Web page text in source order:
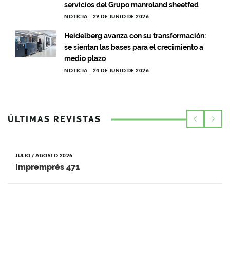
servicios del Grupo manroland sheetfed
NOTICIA 29 DE JUNIO DE 2026
Heidelberg avanza con su transformación:
se sientan las bases para el crecimiento a
medio plazo
NOTICIA 24 DE JUNIO DE 2026
ÚLTIMAS REVISTAS
JULIO / AGOSTO 2026
Impremprés 471